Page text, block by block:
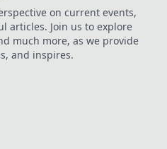
on current events,
articles. Join us to explore
much more, as we provide
and inspires.